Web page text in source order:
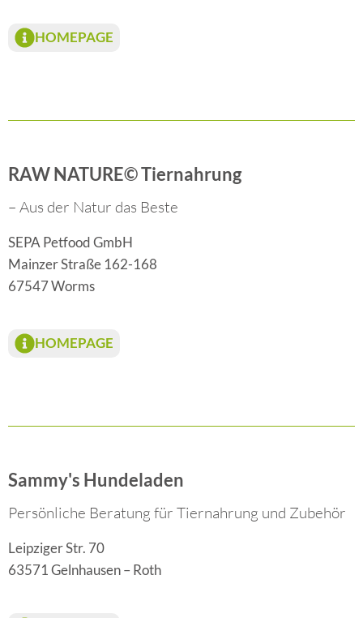
HOMEPAGE
RAW NATURE© Tiernahrung
– Aus der Natur das Beste
SEPA Petfood GmbH
Mainzer Straße 162-168
67547 Worms
HOMEPAGE
Sammy's Hundeladen
Persönliche Beratung für Tiernahrung und Zubehör
Leipziger Str. 70
63571 Gelnhausen – Roth